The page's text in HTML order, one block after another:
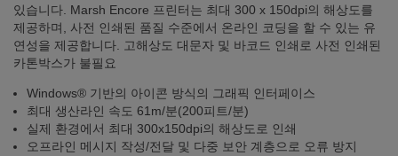
있습니다. Marsh Encore 프린터는 최대 300 x 150dpi의 해상도를
제공하며, 사전 인쇄된 품질 수준에서 온라인 코딩을 할 수 있는 유
연성을 제공합니다. 고해상도 대문자 및 바코드 인쇄로 사전 인쇄된
카톤박스가 불필요
Windows® 기반의 아이콘 방식의 그래픽 인터페이스
최대 생산라인 속도 61m/분(200피트/분)
실제 환경에서 최대 300x150dpi의 해상도로 인쇄
오프라인 메시지 작성/전달 및 다중 보안 계층으로 오류 방지